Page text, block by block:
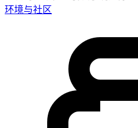
环境与社区